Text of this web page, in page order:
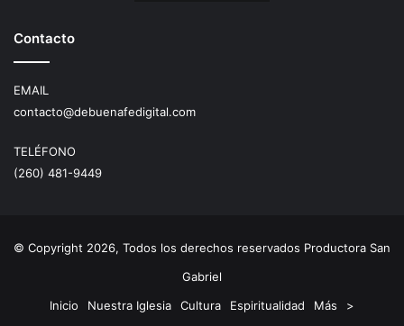
Contacto
EMAIL
contacto@debuenafedigital.com
TELÉFONO
(260) 481-9449
© Copyright 2026, Todos los derechos reservados Productora San
Gabriel
Inicio
Nuestra Iglesia Cultura Espiritualidad Más >